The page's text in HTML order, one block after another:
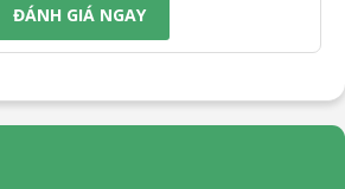
ĐÁNH GIÁ NGAY